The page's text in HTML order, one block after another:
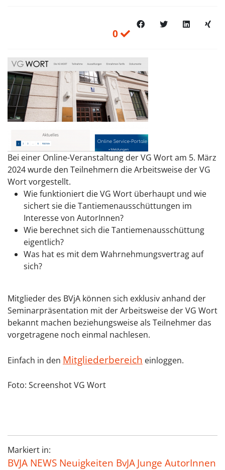
0
Bei einer Online-Veranstaltung der VG Wort am 5. März
2024 wurde den Teilnehmern die Arbeitsweise der VG
Wort vorgestellt.
Wie funktioniert die VG Wort überhaupt und wie
sichert sie die Tantiemenausschüttungen im
Interesse von AutorInnen?
Wie berechnet sich die Tantiemenausschüttung
eigentlich?
Was hat es mit dem Wahrnehmungsvertrag auf
sich?
Mitglieder des BVjA können sich exklusiv anhand der
Seminarpräsentation mit der Arbeitsweise der VG Wort
bekannt machen beziehungsweise als Teilnehmer das
vorgetragene noch einmal nachlesen.
Einfach in den Mitgliederbereich einloggen.
Foto: Screenshot VG Wort
Markiert in:
BVJA NEWS Neuigkeiten BvJAJunge AutorInnen